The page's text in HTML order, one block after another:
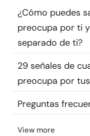
Encuentra un
Idioma
nosotros
© Copyright 2026.
¿Cómo puedes
preocupa por ti
separado de ti?
29 señales de
preocupa por
Preguntas
View more